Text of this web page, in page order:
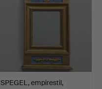
SPEGEL, empirestil,